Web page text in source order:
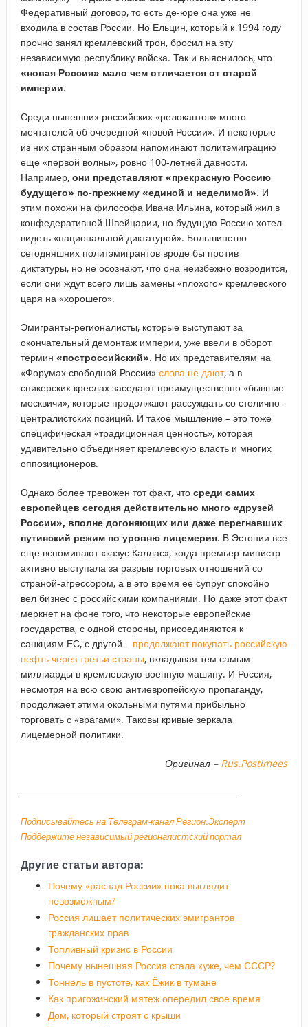
Федеративный договор, то есть де-юре она уже не
входила в состав России. Но Ельцин, который к 1994 году
прочно занял кремлевский трон, бросил на эту
независимую республику войска. Так и выяснилось, что
«новая Россия» мало чем отличается от старой
империи.
Среди нынешних российских «релокантов» много
мечтателей об очередной «новой России». И некоторые
из них странным образом напоминают политэмиграцию
еще «первой волны», ровно 100-летней давности.
Например, они представляют «прекрасную Россию
будущего» по-прежнему «единой и неделимой». И
этим похожи на философа Ивана Ильина, который жил в
конфедеративной Швейцарии, но будущую Россию хотел
видеть «национальной диктатурой». Большинство
сегодняшних политэмигрантов вроде бы против
диктатуры, но не осознают, что она неизбежно возродится,
если они ждут всего лишь замены «плохого» кремлевского
царя на «хорошего».
Эмигранты-регионалисты, которые выступают за
окончательный демонтаж империи, уже ввели в оборот
термин «построссийский». Но их представителям на
«Форумах свободной России» слова не дают, а в
спикерских креслах заседают преимущественно «бывшие
москвичи», которые продолжают рассуждать со столично-
централистских позиций. И такое мышление – это тоже
специфическая «традиционная ценность», которая
удивительно объединяет кремлевскую власть и многих
оппозиционеров.
Однако более тревожен тот факт, что среди самих
европейцев сегодня действительно много «друзей
России», вполне догоняющих или даже перегнавших
путинский режим по уровню лицемерия. В Эстонии все
еще вспоминают «казус Каллас», когда премьер-министр
активно выступала за разрыв торговых отношений со
страной-агрессором, а в это время ее супруг спокойно
вел бизнес с российскими компаниями. Но даже этот факт
меркнет на фоне того, что некоторые европейские
государства, с одной стороны, присоединяются к
санкциям ЕС, с другой – продолжают покупать российскую
нефть через третьи страны, вкладывая тем самым
миллиарды в кремлевскую военную машину. И Россия,
несмотря на всю свою антиевропейскую пропаганду,
продолжает этими окольными путями прибыльно
торговать с «врагами». Таковы кривые зеркала
лицемерной политики.
Оригинал – Rus.Postimees
Подписывайтесь на Телеграм-канал Регион.Эксперт
Поддержите независимый регионалистский портал
Другие статьи автора:
Почему «распад России» пока выглядит
невозможным?
Россия лишает политических эмигрантов
гражданских прав
Топливный кризис в России
Почему нынешняя Россия стала хуже, чем СССР?
Тоннель в пустоте, как Ёжик в тумане
Как пригожинский мятеж опередил свое время
Дом, который строят с крыши